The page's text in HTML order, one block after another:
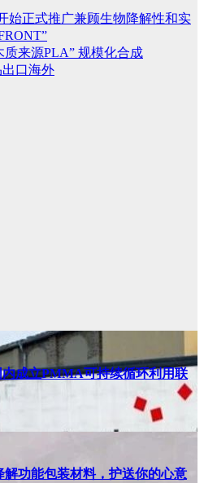
始正式推广兼顾生物降解性和实
质来源PLA” 规模化合成
出口海外
成立PMMA可持续循环利用联
功能包装材料，护送你的心意